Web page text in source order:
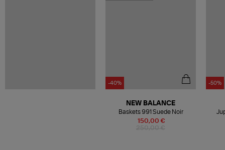
-40%
150,00 €
NEW BALANCE
Baskets 991 Suede Noir
-50%